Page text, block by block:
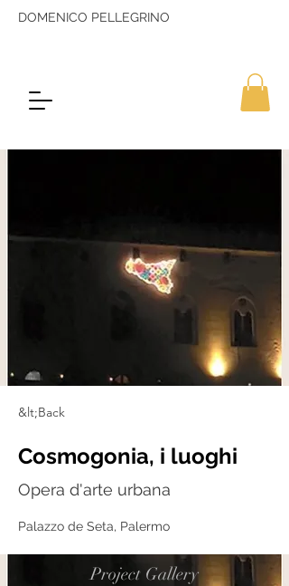
DOMENICO PELLEGRINO
&lt;Back
Cosmogonia, i luoghi
Opera d'arte urbana
Palazzo de Seta, Palermo
Project Gallery